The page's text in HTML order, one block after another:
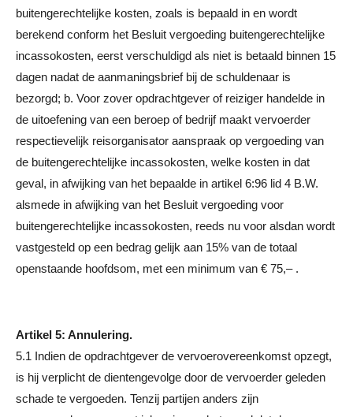
buitengerechtelijke kosten, zoals is bepaald in en wordt
berekend conform het Besluit vergoeding buitengerechtelijke
incassokosten, eerst verschuldigd als niet is betaald binnen 15
dagen nadat de aanmaningsbrief bij de schuldenaar is
bezorgd; b. Voor zover opdrachtgever of reiziger handelde in
de uitoefening van een beroep of bedrijf maakt vervoerder
respectievelijk reisorganisator aanspraak op vergoeding van
de buitengerechtelijke incassokosten, welke kosten in dat
geval, in afwijking van het bepaalde in artikel 6:96 lid 4 B.W.
alsmede in afwijking van het Besluit vergoeding voor
buitengerechtelijke incassokosten, reeds nu voor alsdan wordt
vastgesteld op een bedrag gelijk aan 15% van de totaal
openstaande hoofdsom, met een minimum van € 75,– .
Artikel 5: Annulering.
5.1 Indien de opdrachtgever de vervoerovereenkomst opzegt,
is hij verplicht de dientengevolge door de vervoerder geleden
schade te vergoeden. Tenzij partijen anders zijn